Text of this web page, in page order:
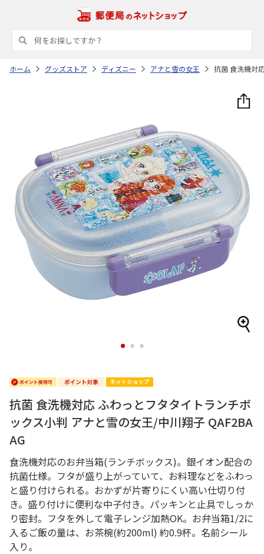
ホーム グッズストア ディズニー アナと雪の女王 抗菌 食洗機対
1 2 3
抗菌 食洗機対応 ふわっとフタタイトランチボ
ックス小判 アナと雪の女王/中川翔子 QAF2BA
AG
食洗機対応のお弁当箱(ランチボックス)。銀イオン配合の
抗菌仕様。フタが盛り上がっていて、お料理などをふわっ
と盛り付けられる。おかずが片寄りにくい高い仕切り付
き。盛り付けに便利な中子付き。パッキンと止具でしっか
り密封。フタを外して電子レンジ加熱OK。お弁当箱1/2に
入るご飯の量は、お茶椀(約200ml) 約0.9杯。名前シール
入り。